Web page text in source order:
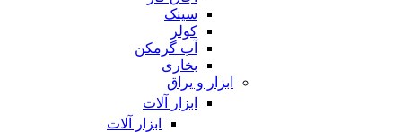
سینک
کولر
آب گرمکن
بخاری
ابزار و یراق
ابزار آلات
ابزار آلات